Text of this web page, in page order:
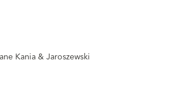
Kania & Jaroszewski